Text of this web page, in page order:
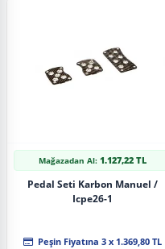
Mağazadan Al: 1.127,22 TL
Pedal Seti Karbon Manuel /
Icpe26-1
Peşin Fiyatına 3 x 1.369,80 TL